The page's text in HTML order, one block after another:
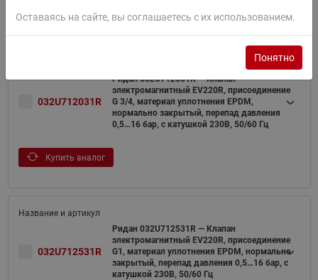
032U712031R
Ридан 032U712031R — Клапан
электромагнитный EV220R, присоединение
G 3/4, материал уплотнения EPDM,
нормально закрытый, перепад давления
0,5…16 бар, с катушкой 230В, 50/60 Гц
Купить аналог
032U712531R
Ридан 032U712531R — Клапан
электромагнитный EV220R, присоединение
G1, материал уплотнения EPDM, нормально
закрытый, перепад давления 0,5…16 бар, с
катушкой 230В, 50/60 Гц
Оставаясь на сайте, вы соглашаетесь с их использованием.
Понятно